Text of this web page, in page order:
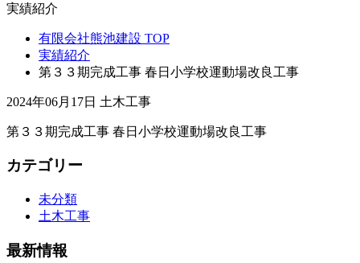
実績紹介
有限会社熊池建設 TOP
実績紹介
第３３期完成工事 春日小学校運動場改良工事
2024年06月17日 土木工事
第３３期完成工事 春日小学校運動場改良工事
カテゴリー
未分類
土木工事
最新情報